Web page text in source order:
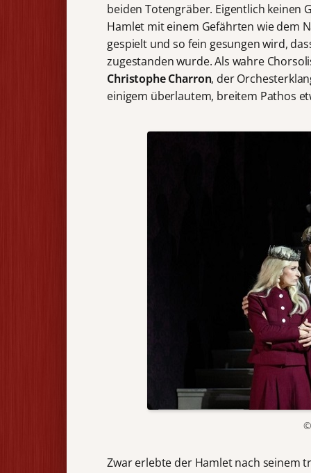
beiden Totengräber. Eigentlich keinen
Hamlet mit einem Gefährten wie dem
gespielt und so fein gesungen wird,
zugestanden wurde. Als wahre
ChristopheCharron, der
einigem überlautem, breitem Pathos
Zwar erlebte der Hamlet nach seinem